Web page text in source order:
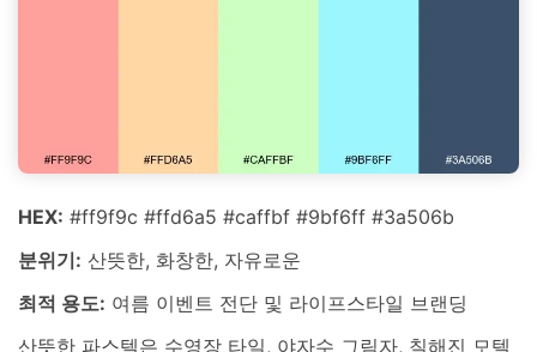
HEX: #ff9f9c #ffd6a5 #caffbf #9bf6ff #3a506b
분위기: 산뜻한, 화창한, 자유로운
최적 용도: 여름 이벤트 전단 및 라이프스타일 브랜딩
산뜻한 파스텔은 수영장 타일, 야자수 그림자, 칠해진 모텔